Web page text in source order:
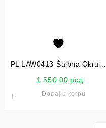
PL LAW0413 Šajbna Okrugla
1.550,00 рсд
Dodaj u korpu